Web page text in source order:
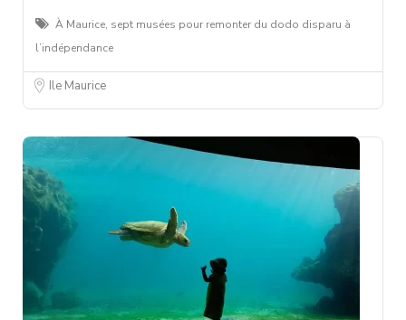
À Maurice, sept musées pour remonter du dodo disparu à
l’indépendance
Ile Maurice